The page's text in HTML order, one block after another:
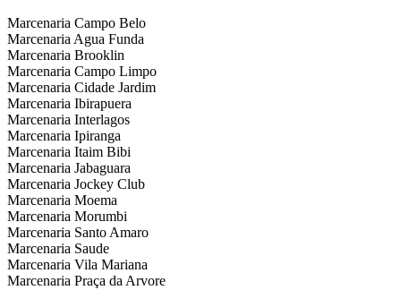
Marcenaria Campo Belo
Marcenaria Agua Funda
Marcenaria Brooklin
Marcenaria Campo Limpo
Marcenaria Cidade Jardim
Marcenaria Ibirapuera
Marcenaria Interlagos
Marcenaria Ipiranga
Marcenaria Itaim Bibi
Marcenaria Jabaguara
Marcenaria Jockey Club
Marcenaria Moema
Marcenaria Morumbi
Marcenaria Santo Amaro
Marcenaria Saude
Marcenaria Vila Mariana
Marcenaria Praça da Arvore